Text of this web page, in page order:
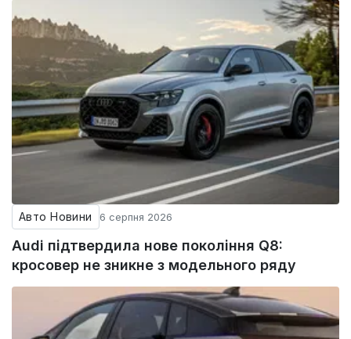
Авто Новини 6 серпня 2026
Audi підтвердила нове покоління Q8:
кросовер не зникне з модельного ряду